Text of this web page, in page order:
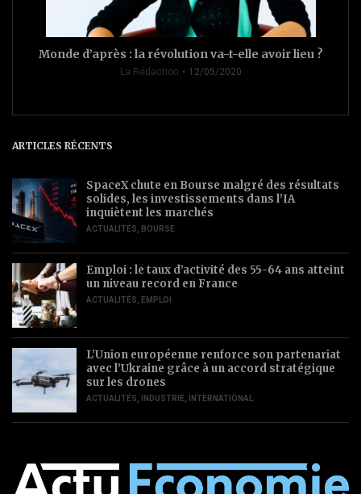
Monde d’après : la révolution va-t-elle avoir lieu ?
La Rédaction 12/05/2020
ARTICLES RÉCENTS
SpaceX chute en Bourse malgré des résultats
solides, les investissements dans l’IA
inquiètent les marchés
ACTUALITÉS, BOURSE
Emploi : le taux d’activité des 55-64 ans atteint
un niveau record en France
ACTUALITÉS, EMPLOI
L’Union européenne renforce son partenariat
avec l’Ukraine grâce à un accord stratégique
sur les drones
ACTUALITÉS, INDUSTRIE, INTERNATIONAL